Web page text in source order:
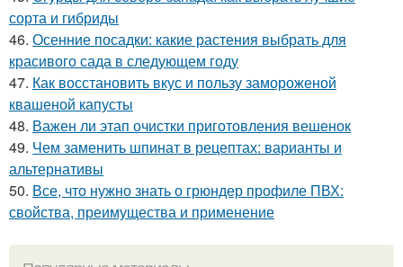
сорта и гибриды
46. Осенние посадки: какие растения выбрать для
красивого сада в следующем году
47. Как восстановить вкус и пользу замороженой
квашеной капусты
48. Важен ли этап очистки приготовления вешенок
49. Чем заменить шпинат в рецептах: варианты и
альтернативы
50. Все, что нужно знать о грюндер профиле ПВХ:
свойства, преимущества и применение